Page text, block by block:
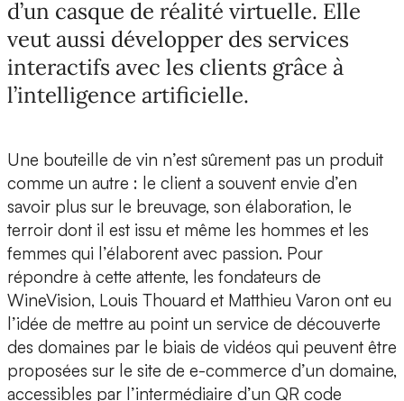
d’un casque de réalité virtuelle. Elle
veut aussi développer des services
interactifs avec les clients grâce à
l’intelligence artificielle.
Une bouteille de vin n’est sûrement pas un produit
comme un autre : le client a souvent envie d’en
savoir plus sur le breuvage, son élaboration, le
terroir dont il est issu et même les hommes et les
femmes qui l’élaborent avec passion. Pour
répondre à cette attente, les fondateurs de
WineVision, Louis Thouard et Matthieu Varon ont eu
l’idée de mettre au point un service de découverte
des domaines par le biais de vidéos qui peuvent être
proposées sur le site de e-commerce d’un domaine,
accessibles par l’intermédiaire d’un QR code